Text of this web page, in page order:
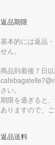
返品期限
基本的には返品
せん。
商品到着後７日
さい。
期限を過ぎると
ありますので、ご
返品送料